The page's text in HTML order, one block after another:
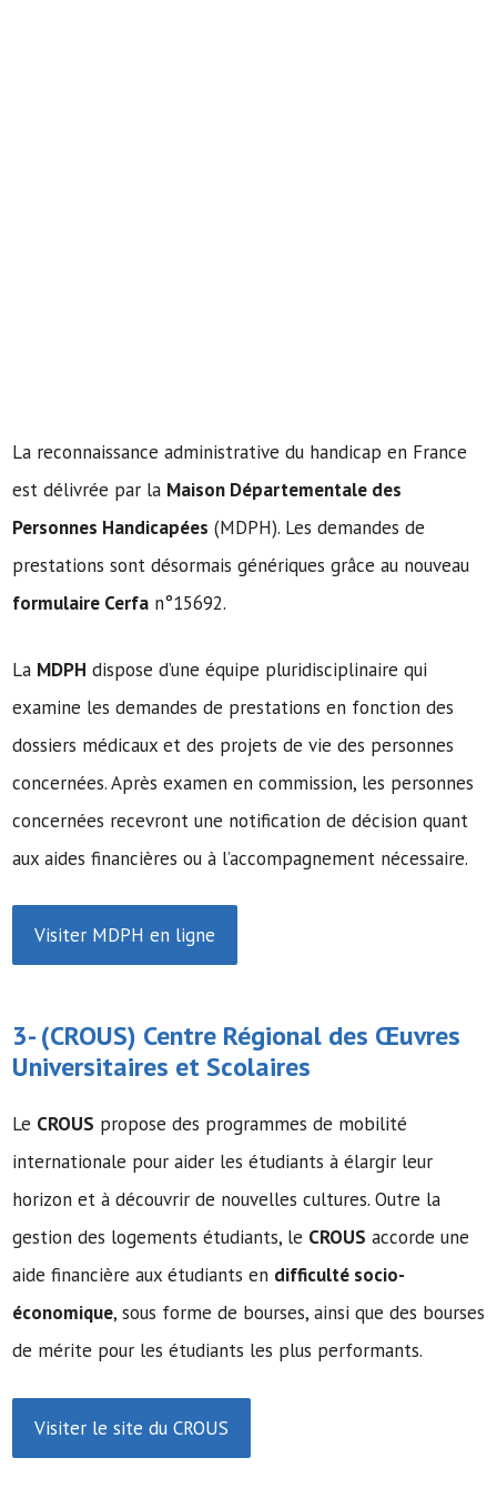
La reconnaissance administrative du handicap en France
est délivrée par la Maison Départementale des
Personnes Handicapées (MDPH). Les demandes de
prestations sont désormais génériques grâce au nouveau
formulaire Cerfa n°15692.
La MDPH dispose d’une équipe pluridisciplinaire qui
examine les demandes de prestations en fonction des
dossiers médicaux et des projets de vie des personnes
concernées. Après examen en commission, les personnes
concernées recevront une notification de décision quant
aux aides financières ou à l’accompagnement nécessaire.
Visiter MDPH en ligne
3- (CROUS) Centre Régional des Œuvres
Universitaires et Scolaires
Le CROUS propose des programmes de mobilité
internationale pour aider les étudiants à élargir leur
horizon et à découvrir de nouvelles cultures. Outre la
gestion des logements étudiants, le CROUS accorde une
aide financière aux étudiants en difficulté socio-
économique, sous forme de bourses, ainsi que des bourses
de mérite pour les étudiants les plus performants.
Visiter le site du CROUS